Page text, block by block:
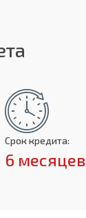
Срок кредита:
6 месяцев